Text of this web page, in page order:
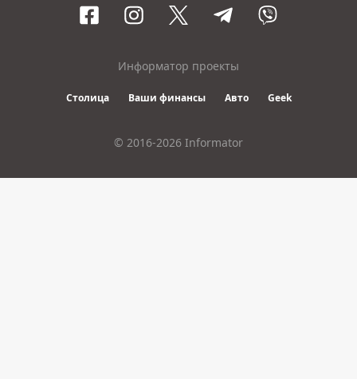
Информатор проекты
Столица Ваши финансы Авто Geek
© 2016-2026 Informator